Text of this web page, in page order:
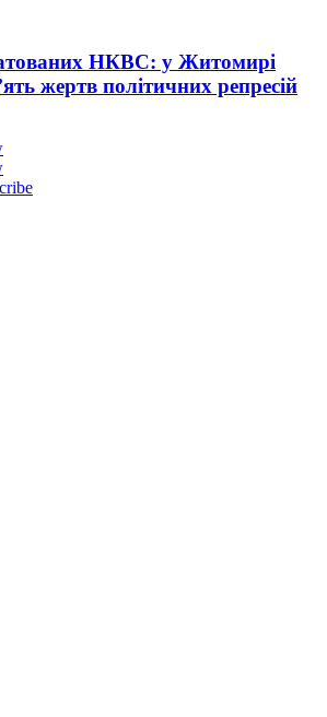
НКВС: у Житомирі
жертв політичних репресій